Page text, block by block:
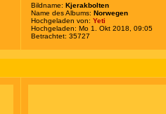
Bildname: Kjerakbolten
Name des Albums: Norwegen
Hochgeladen von: Yeti
Hochgeladen: Mo 1. Okt 2018, 09:05
Betrachtet: 35727